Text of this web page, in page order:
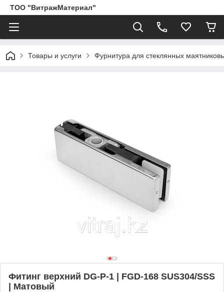
ТОО "ВитражМатериал"
Товары и услуги Фурнитура для стеклянных
Фитинг верхний DG-P-1 | FGD-168 SUS304/SSS
| Матовый